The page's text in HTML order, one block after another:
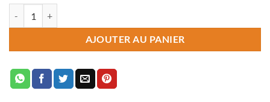
AJOUTER AU PANIER